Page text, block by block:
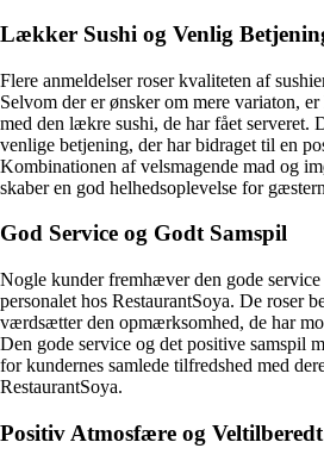
Lækker Sushi og Venlig
Flere anmeldelser roser kvaliteten af
Selvom der er ønsker om mere variaton,
med den lækre sushi, de har fået serveret.
venlige betjening, der har bidraget til en
Kombinationen af velsmagende mad og
skaber en god helhedsoplevelse for
God Service og Godt Samspil
Nogle kunder fremhæver den gode service
personalet hos RestaurantSoya. De roser
værdsætter den opmærksomhed, de har
Den gode service og det positive samspil
for kundernes samlede tilfredshed med
RestaurantSoya.
Positiv Atmosfære og